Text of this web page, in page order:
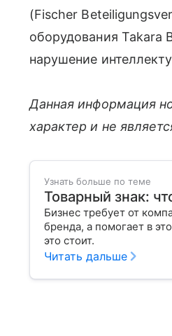
(Fischer
оборудования Takara
нарушение
Данная информация
характер и не
Узнать больше по теме
Товарный знак:
Бизнес требует от
бренда, а помогает в
это стоит.
Читать дальше